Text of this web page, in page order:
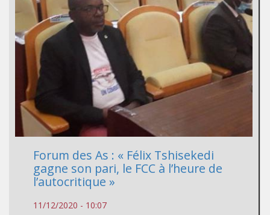
Forum des As : « Félix Tshisekedi
gagne son pari, le FCC à l’heure de
l’autocritique »
11/12/2020 - 10:07